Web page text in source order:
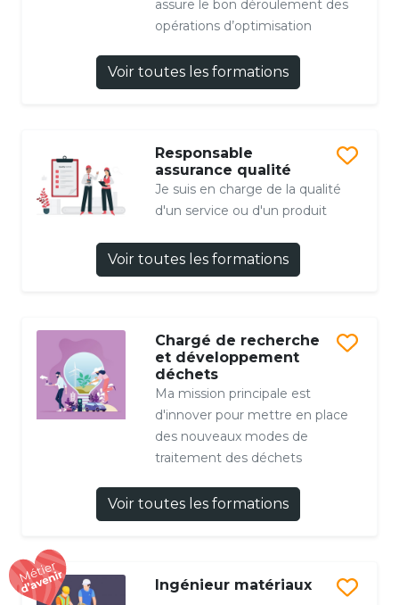
assure le bon déroulement des
opérations d’optimisation
Voir toutes les formations
Responsable
assurance qualité
Je suis en charge de la qualité
d'un service ou d'un produit
Voir toutes les formations
Chargé de recherche
et développement
déchets
Ma mission principale est
d'innover pour mettre en place
des nouveaux modes de
traitement des déchets
Voir toutes les formations
Ingénieur matériaux